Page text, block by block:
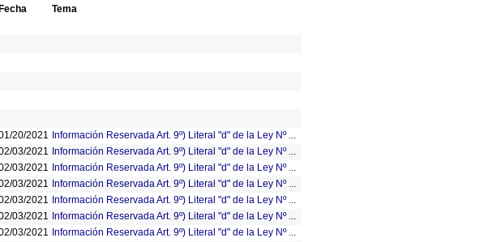
Tema
20/2021 Información Reservada Art. 9º) Literal "d" de la Ley Nº ...
03/2021 Información Reservada Art. 9º) Literal "d" de la Ley Nº ...
03/2021 Información Reservada Art. 9º) Literal "d" de la Ley Nº ...
03/2021 Información Reservada Art. 9º) Literal "d" de la Ley Nº ...
03/2021 Información Reservada Art. 9º) Literal "d" de la Ley Nº ...
03/2021 Información Reservada Art. 9º) Literal "d" de la Ley Nº ...
03/2021 Información Reservada Art. 9º) Literal "d" de la Ley Nº ...